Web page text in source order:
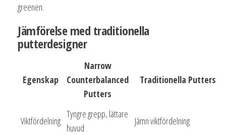
greenen.
Jämförelse med traditionella
putterdesigner
Egenskap
Narrow
Counterbalanced
Putters
Traditionella Putters
Viktfördelning
Tyngre grepp, lättare
huvud
Jämn viktfördelning